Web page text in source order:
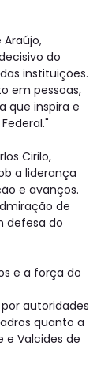
Araújo,
do
instituições.
em pessoas,
que inspira e
Cirilo,
a liderança
e avanços.
de
defesa do
e a força do
autoridades
quanto a
e Valcides de